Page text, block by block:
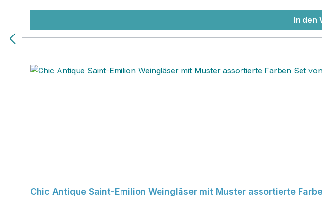
In den
Chic Antique Saint-Emilion Weingläser mit Muster assortierte